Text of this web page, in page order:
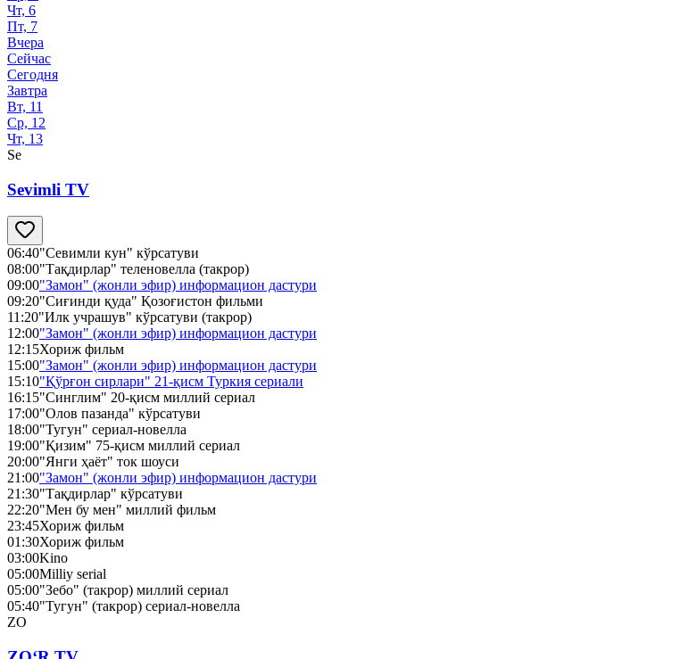
Чт, 6
Пт, 7
Вчера
Сейчас
Сегодня
Завтра
Вт, 11
Ср, 12
Чт, 13
Se
Sevimli TV
06:40"Севимли кун" кўрсатуви
08:00"Тақдирлар" теленовелла (такрор)
09:00"Замон" (жонли эфир) информацион дастури
09:20"Сиғинди қуда" Қозоғистон фильми
11:20"Илк учрашув" кўрсатуви (такрор)
12:00"Замон" (жонли эфир) информацион дастури
12:15Хориж фильм
15:00"Замон" (жонли эфир) информацион дастури
15:10"Қўрғон сирлари" 21-қисм Туркия сериали
16:15"Синглим" 20-қисм миллий сериал
17:00"Олов пазанда" кўрсатуви
18:00"Тугун" сериал-новелла
19:00"Қизим" 75-қисм миллий сериал
20:00"Янги ҳаёт" ток шоуси
21:00"Замон" (жонли эфир) информацион дастури
21:30"Тақдирлар" кўрсатуви
22:20"Мен бу мен" миллий фильм
23:45Хориж фильм
01:30Хориж фильм
03:00Kino
05:00Milliy serial
05:00"Зебо" (такрор) миллий сериал
05:40"Тугун" (такрор) сериал-новелла
ZO